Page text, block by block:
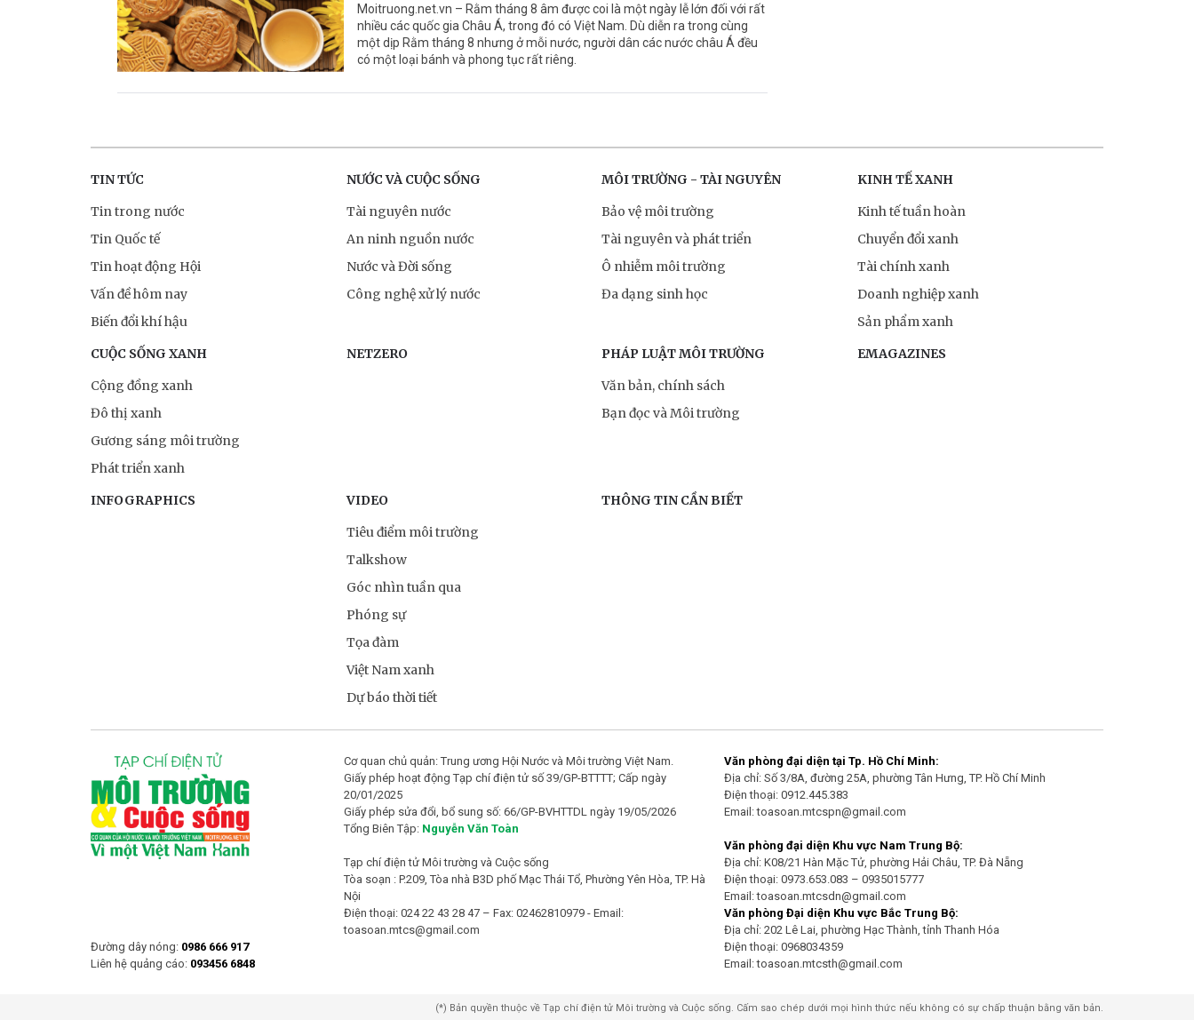
Moitruong.net.vn – Rằm tháng 8 âm được coi là một ngày lễ lớn đối với rất
nhiều các quốc gia Châu Á, trong đó có Việt Nam. Dù diễn ra trong cùng
một dịp Rằm tháng 8 nhưng ở mỗi nước, người dân các nước châu Á đều
có một loại bánh và phong tục rất riêng.
TIN TỨC
Tin trong nước
Tin Quốc tế
Tin hoạt động Hội
Vấn đề hôm nay
Biến đổi khí hậu
NƯỚC VÀ CUỘC SỐNG
Tài nguyên nước
An ninh nguồn nước
Nước và Đời sống
Công nghệ xử lý nước
MÔI TRƯỜNG - TÀI NGUYÊN
Bảo vệ môi trường
Tài nguyên và phát triển
Ô nhiễm môi trường
Đa dạng sinh học
KINH TẾ XANH
Kinh tế tuần hoàn
Chuyển đổi xanh
Tài chính xanh
Doanh nghiệp xanh
Sản phẩm xanh
CUỘC SỐNG XANH
Cộng đồng xanh
Đô thị xanh
Gương sáng môi trường
Phát triển xanh
NETZERO
PHÁP LUẬT MÔI TRƯỜNG
Văn bản, chính sách
Bạn đọc và Môi trường
EMAGAZINES
INFOGRAPHICS
VIDEO
Tiêu điểm môi trường
Talkshow
Góc nhìn tuần qua
Phóng sự
Tọa đàm
Việt Nam xanh
Dự báo thời tiết
THÔNG TIN CẦN BIẾT
Đường dây nóng: 0986 666 917
Liên hệ quảng cáo: 093456 6848
Cơ quan chủ quản: Trung ương Hội Nước và Môi trường Việt Nam.
Giấy phép hoạt động Tạp chí điện tử số 39/GP-BTTTT; Cấp ngày
20/01/2025
Giấy phép sửa đổi, bổ sung số: 66/GP-BVHTTDL ngày 19/05/2026
Tổng Biên Tập: Nguyễn Văn Toàn
Tạp chí điện tử Môi trường và Cuộc sống
Tòa soạn : P.209, Tòa nhà B3D phố Mạc Thái Tổ, Phường Yên Hòa, TP. Hà
Nội
Điện thoại: 024 22 43 28 47 – Fax: 02462810979 - Email:
toasoan.mtcs@gmail.com
Văn phòng đại diện tại Tp. Hồ Chí Minh:
Địa chỉ: Số 3/8A, đường 25A, phường Tân Hưng, TP. Hồ Chí Minh
Điện thoại: 0912.445.383
Email: toasoan.mtcspn@gmail.com
Văn phòng đại diện Khu vực Nam Trung Bộ:
Địa chỉ: K08/21 Hàn Mặc Tử, phường Hải Châu, TP. Đà Nẵng
Điện thoại: 0973.653.083 – 0935015777
Email: toasoan.mtcsdn@gmail.com
Văn phòng Đại diện Khu vực Bắc Trung Bộ:
Địa chỉ: 202 Lê Lai, phường Hạc Thành, tỉnh Thanh Hóa
Điện thoại: 0968034359
Email: toasoan.mtcsth@gmail.com
(*) Bản quyền thuộc về Tạp chí điện tử Môi trường và Cuộc sống. Cấm sao chép dưới mọi hình thức nếu không có sự chấp thuận bằng văn bản.